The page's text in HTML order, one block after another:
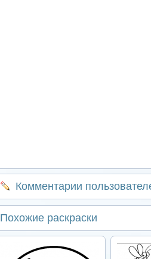
Комментарии
Похожие раскраски